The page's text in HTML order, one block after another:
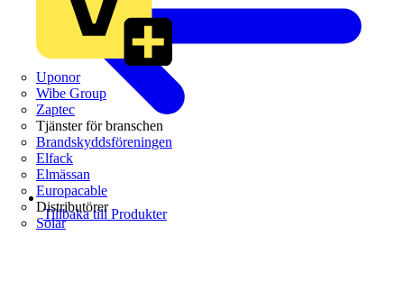
Uponor
Wibe Group
Zaptec
Tjänster för branschen
Brandskyddsföreningen
Elfack
Elmässan
Europacable
Distributörer
Solar
Tillbaka till Produkter